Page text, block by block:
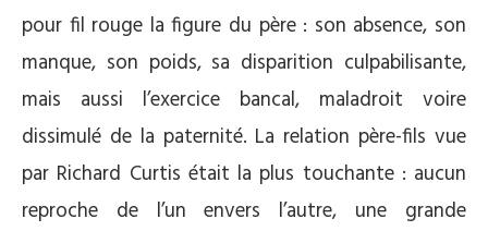
pour fil rouge la figure du père : son absence, son
manque, son poids, sa disparition culpabilisante,
mais aussi l’exercice bancal, maladroit voire
dissimulé de la paternité. La relation père-fils vue
par Richard Curtis était la plus touchante : aucun
reproche de l’un envers l’autre, une grande